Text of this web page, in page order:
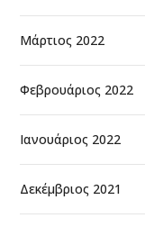
Μάρτιος 2022
Φεβρουάριος 2022
Ιανουάριος 2022
Δεκέμβριος 2021